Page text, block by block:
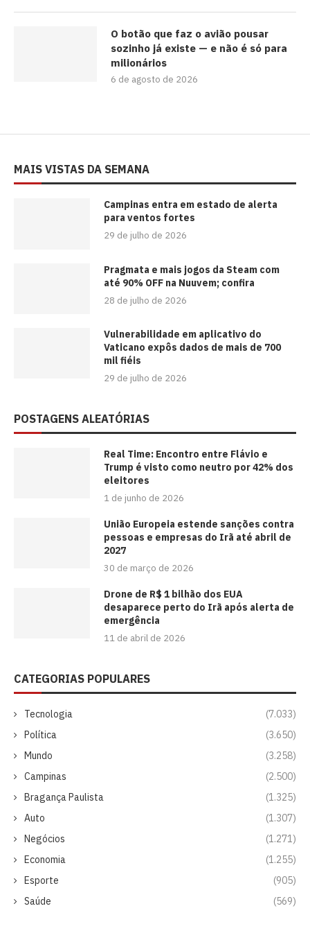
O botão que faz o avião pousar
sozinho já existe — e não é só para
milionários
6 de agosto de 2026
MAIS VISTAS DA SEMANA
Campinas entra em estado de alerta
para ventos fortes
29 de julho de 2026
Pragmata e mais jogos da Steam com
até 90% OFF na Nuuvem; confira
28 de julho de 2026
Vulnerabilidade em aplicativo do
Vaticano expôs dados de mais de 700
mil fiéis
29 de julho de 2026
POSTAGENS ALEATÓRIAS
Real Time: Encontro entre Flávio e
Trump é visto como neutro por 42% dos
eleitores
1 de junho de 2026
União Europeia estende sanções contra
pessoas e empresas do Irã até abril de
2027
30 de março de 2026
Drone de R$ 1 bilhão dos EUA
desaparece perto do Irã após alerta de
emergência
11 de abril de 2026
CATEGORIAS POPULARES
Tecnologia
(7.033)
Política
(3.650)
Mundo
(3.258)
Campinas
(2.500)
Bragança Paulista
(1.325)
Auto
(1.307)
Negócios
(1.271)
Economia
(1.255)
Esporte
(905)
Saúde
(569)